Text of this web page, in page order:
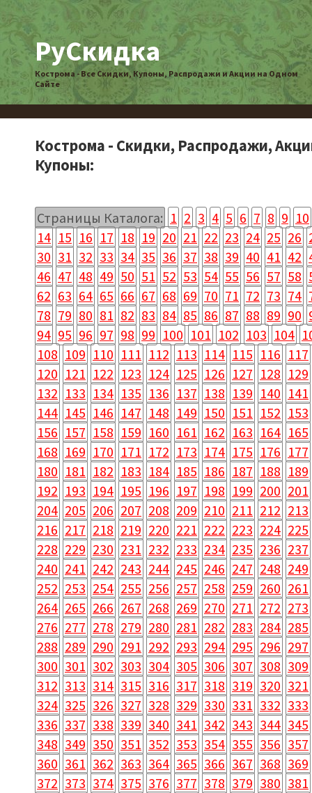
РуСкидка
Кострома - Все Скидки, Купоны, Распродажи и Акции на Одном
Сайте
Кострома - Скидки, Распродажи,
Купоны:
Страницы Каталога: 1 2 3 4 5 6 7 8 9 10
14 15 16 17 18 19 20 21 22 23 24 25 26
30 31 32 33 34 35 36 37 38 39 40 41 42
46 47 48 49 50 51 52 53 54 55 56 57 58
62 63 64 65 66 67 68 69 70 71 72 73 74
78 79 80 81 82 83 84 85 86 87 88 89 90
94 95 96 97 98 99 100 101 102 103 104
108 109 110 111 112 113 114 115 116 117
120 121 122 123 124 125 126 127 128 129
132 133 134 135 136 137 138 139 140 141
144 145 146 147 148 149 150 151 152 153
156 157 158 159 160 161 162 163 164 165
168 169 170 171 172 173 174 175 176 177
180 181 182 183 184 185 186 187 188 189
192 193 194 195 196 197 198 199 200 201
204 205 206 207 208 209 210 211 212 213
216 217 218 219 220 221 222 223 224 225
228 229 230 231 232 233 234 235 236 237
240 241 242 243 244 245 246 247 248 249
252 253 254 255 256 257 258 259 260 261
264 265 266 267 268 269 270 271 272 273
276 277 278 279 280 281 282 283 284 285
288 289 290 291 292 293 294 295 296 297
300 301 302 303 304 305 306 307 308 309
312 313 314 315 316 317 318 319 320 321
324 325 326 327 328 329 330 331 332 333
336 337 338 339 340 341 342 343 344 345
348 349 350 351 352 353 354 355 356 357
360 361 362 363 364 365 366 367 368 369
372 373 374 375 376 377 378 379 380 381